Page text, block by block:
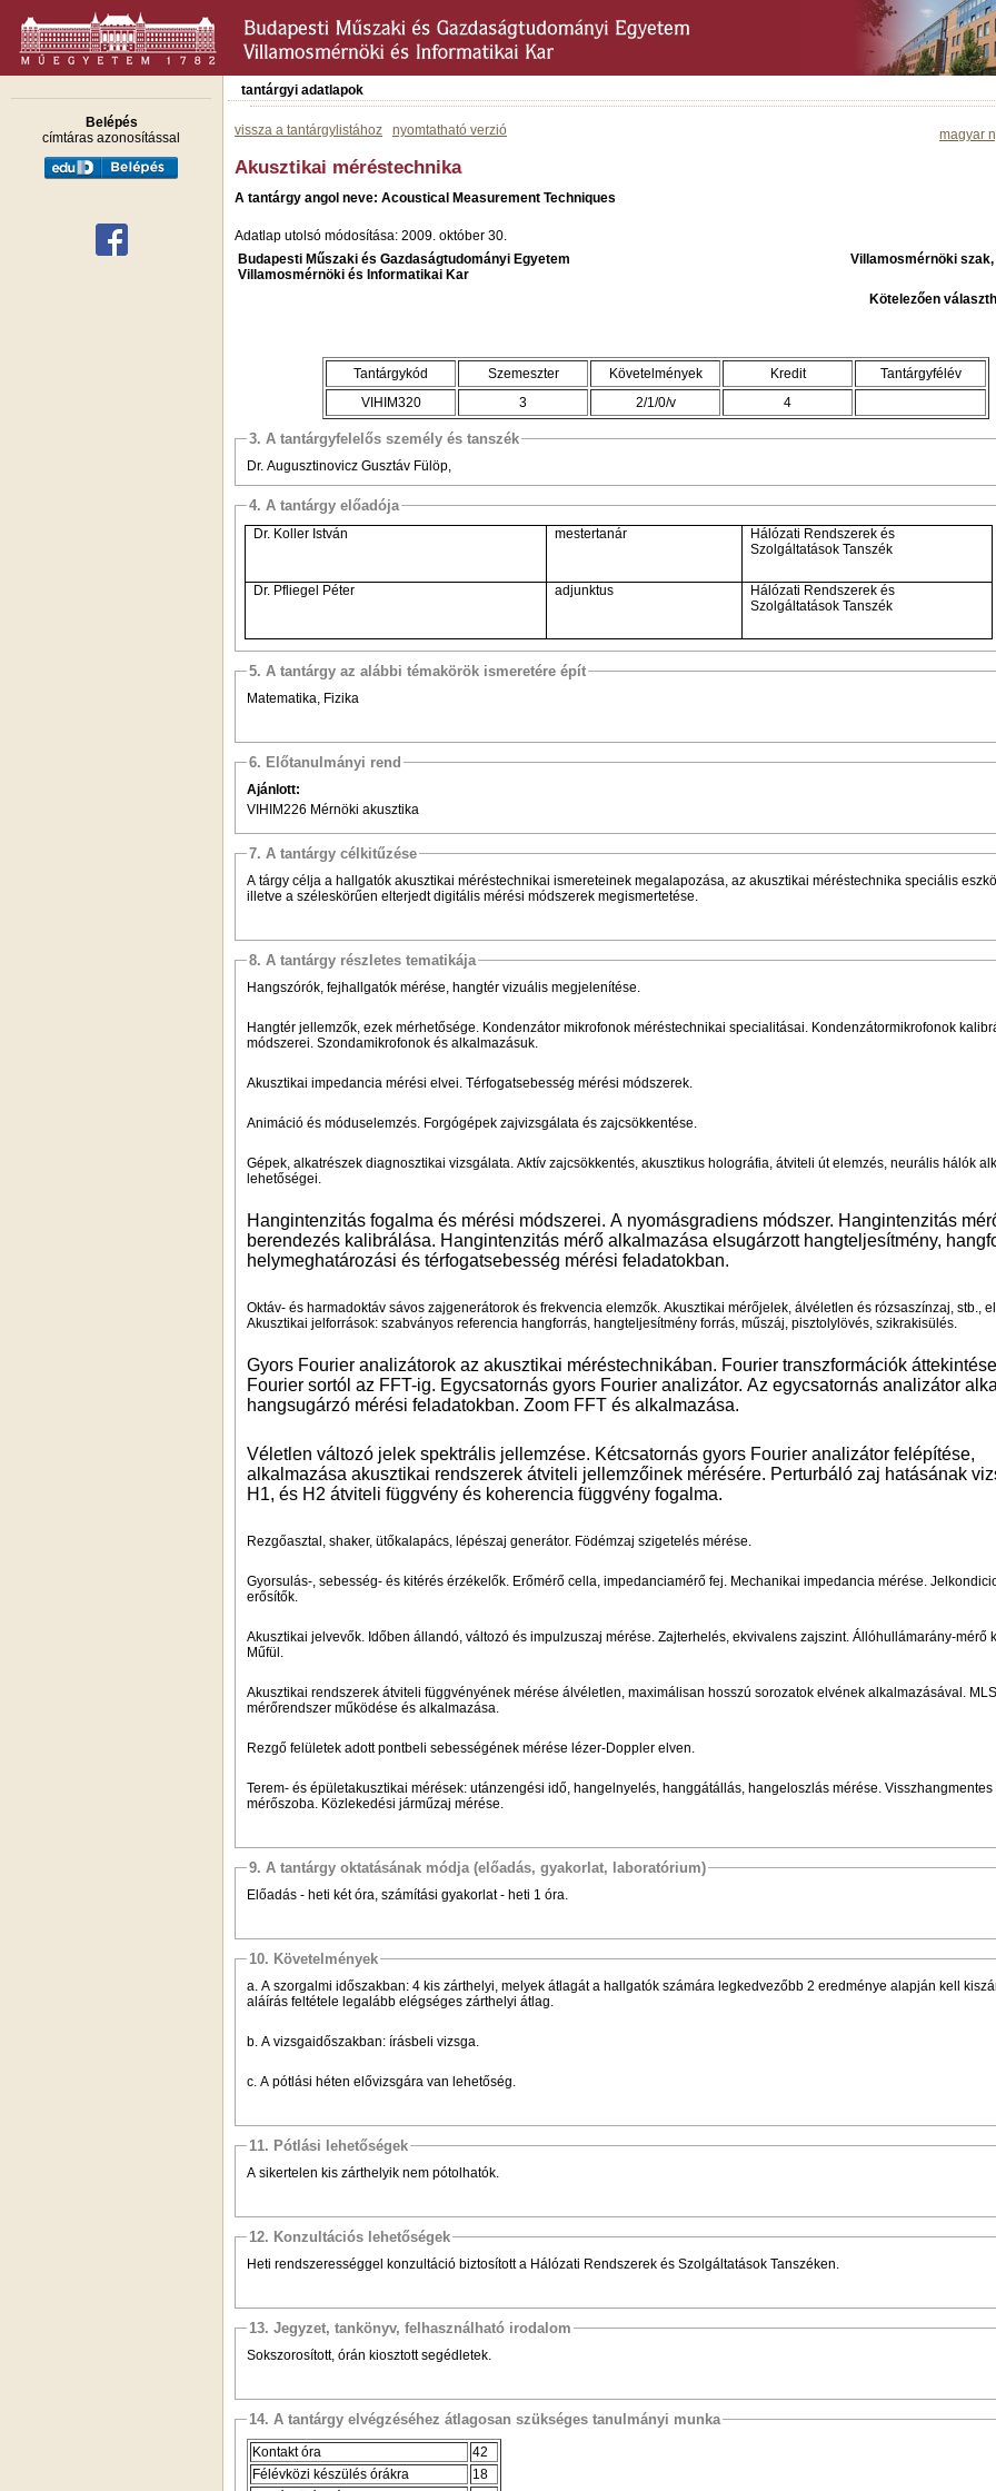
Belépés
címtáras azonosítással
tantárgyi adatlapok
magyar
vissza a tantárgylistához nyomtatható verzió
Akusztikai méréstechnika
A tantárgy angol neve: Acoustical Measurement Techniques
Adatlap utolsó módosítása: 2009. október 30.
Budapesti Műszaki és Gazdaságtudományi Egyetem
Villamosmérnöki és Informatikai Kar
Villamosmérnöki szak,
Kötelezően
Tantárgykód Szemeszter Követelmények Kredit
Tantárgyfélév
VIHIM320
3 2/1/0/v 4
3. A tantárgyfelelős személy és tanszék
Dr. Augusztinovicz Gusztáv Fülöp,
4. A tantárgy előadója
Dr. Koller István mestertanár
Hálózati Rendszerek és
Szolgáltatások Tanszék
Dr. Pfliegel Péter adjunktus
Hálózati Rendszerek és
Szolgáltatások Tanszék
5. A tantárgy az alábbi témakörök ismeretére épít
Matematika, Fizika
6. Előtanulmányi rend
Ajánlott:
VIHIM226 Mérnöki akusztika
7. A tantárgy célkitűzése
A tárgy célja a hallgatók akusztikai méréstechnikai ismereteinek megalapozása, az akusztikai méréstechnika speciális
illetve a széleskörűen elterjedt digitális mérési módszerek megismertetése.
8. A tantárgy részletes tematikája
Hangszórók, fejhallgatók mérése, hangtér vizuális megjelenítése.
Hangtér jellemzők, ezek mérhetősége. Kondenzátor mikrofonok méréstechnikai specialitásai. Kondenzátormikrofonok
módszerei. Szondamikrofonok és alkalmazásuk.
Akusztikai impedancia mérési elvei. Térfogatsebesség mérési módszerek.
Animáció és móduselemzés. Forgógépek zajvizsgálata és zajcsökkentése.
Gépek, alkatrészek diagnosztikai vizsgálata. Aktív zajcsökkentés, akusztikus holográfia, átviteli út elemzés, neurális hálók
lehetőségei.
Hangintenzitás fogalma és mérési módszerei. A nyomásgradiens módszer. Hangintenzitás
berendezés kalibrálása. Hangintenzitás mérő alkalmazása elsugárzott hangteljesítmény,
helymeghatározási és térfogatsebesség mérési feladatokban.
Oktáv- és harmadoktáv sávos zajgenerátorok és frekvencia elemzők. Akusztikai mérőjelek, álvéletlen és rózsaszínzaj, stb.,
Akusztikai jelforrások: szabványos referencia hangforrás, hangteljesítmény forrás, műszáj, pisztolylövés, szikrakisülés.
Gyors Fourier analizátorok az akusztikai méréstechnikában. Fourier transzformációk
Fourier sortól az FFT-ig. Egycsatornás gyors Fourier analizátor. Az egycsatornás analizátor
hangsugárzó mérési feladatokban. Zoom FFT és alkalmazása.
Véletlen változó jelek spektrális jellemzése. Kétcsatornás gyors Fourier analizátor felépítése,
alkalmazása akusztikai rendszerek átviteli jellemzőinek mérésére. Perturbáló zaj hatásának
H1, és H2 átviteli függvény és koherencia függvény fogalma.
Rezgőasztal, shaker, ütőkalapács, lépészaj generátor. Födémzaj szigetelés mérése.
Gyorsulás-, sebesség- és kitérés érzékelők. Erőmérő cella, impedanciamérő fej. Mechanikai impedancia mérése.
erősítők.
Akusztikai jelvevők. Időben állandó, változó és impulzuszaj mérése. Zajterhelés, ekvivalens zajszint. Állóhullámarány-mérő
Műfül.
Akusztikai rendszerek átviteli függvényének mérése álvéletlen, maximálisan hosszú sorozatok elvének alkalmazásával.
mérőrendszer működése és alkalmazása.
Rezgő felületek adott pontbeli sebességének mérése lézer-Doppler elven.
Terem- és épületakusztikai mérések: utánzengési idő, hangelnyelés, hanggátállás, hangeloszlás mérése. Visszhangmentes
mérőszoba. Közlekedési járműzaj mérése.
9. A tantárgy oktatásának módja (előadás, gyakorlat, laboratórium)
Előadás - heti két óra, számítási gyakorlat - heti 1 óra.
10. Követelmények
a. A szorgalmi időszakban: 4 kis zárthelyi, melyek átlagát a hallgatók számára legkedvezőbb 2 eredménye alapján kell
aláírás feltétele legalább elégséges zárthelyi átlag.
b. A vizsgaidőszakban: írásbeli vizsga.
c. A pótlási héten elővizsgára van lehetőség.
11. Pótlási lehetőségek
A sikertelen kis zárthelyik nem pótolhatók.
12. Konzultációs lehetőségek
Heti rendszerességgel konzultáció biztosított a Hálózati Rendszerek és Szolgáltatások Tanszéken.
13. Jegyzet, tankönyv, felhasználható irodalom
Sokszorosított, órán kiosztott segédletek.
14. A tantárgy elvégzéséhez átlagosan szükséges tanulmányi munka
Kontakt óra
42
Félévközi készülés órákra
18